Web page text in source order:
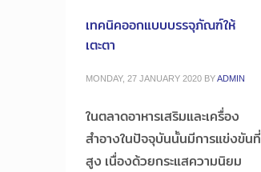
เทคนิคออกแบบบรรจุภัณฑ์ให้
เตะตา
MONDAY, 27 JANUARY 2020 BYADMIN
ในตลาดอาหารเสริมและเครื่อง
สำอางในปัจจุบันนั้นมีการแข่งขันที่
สูง เนื่องด้วยกระแสความนิยม